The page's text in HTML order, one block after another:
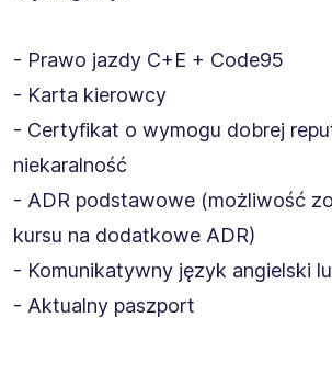
- Prawo jazdy C+E + Code95
- Karta kierowcy
- Certyfikat o wymogu dobrej
niekaralność
- ADR podstawowe (możliwość
kursu na dodatkowe ADR)
- Komunikatywny język angielski
- Aktualny paszport